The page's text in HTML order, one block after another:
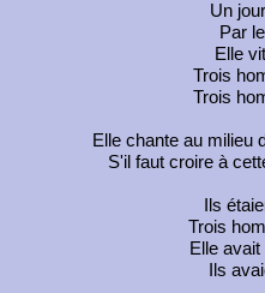
Un
Par
Elle
Trois
Trois
Elle chante au milieu
S'il faut croire à
Ils
Trois
Elle
Ils